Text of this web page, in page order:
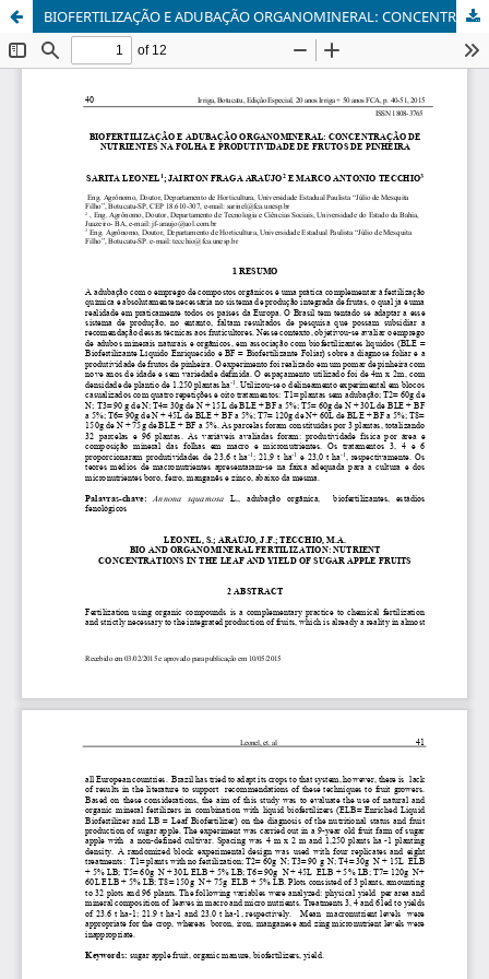
BIOFERTILIZAÇÃO E ADUBAÇÃO ORGANOMINERAL: CONCENTRAÇÃO DE NUTRIENTES NA FOLHA E PRODUTIVIDADE DE FRUTOS DE PINHEIRA